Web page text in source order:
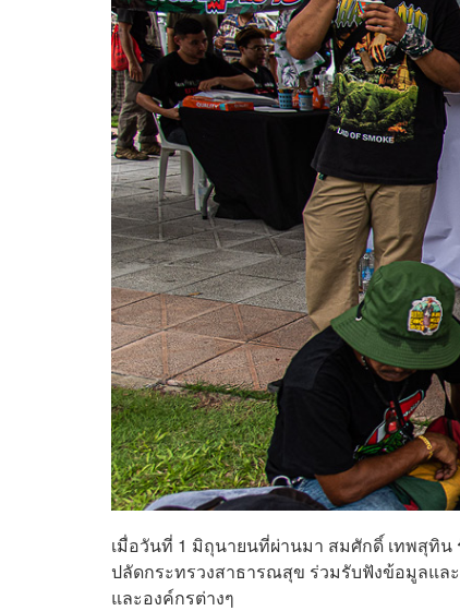
เมื่อวันที่ 1 มิถุนายนที่ผ่านมา สมศักดิ์ เทพสุทิ
ปลัดกระทรวงสาธารณสุข ร่วมรับฟังข้อมูลแล
และองค์กรต่างๆ